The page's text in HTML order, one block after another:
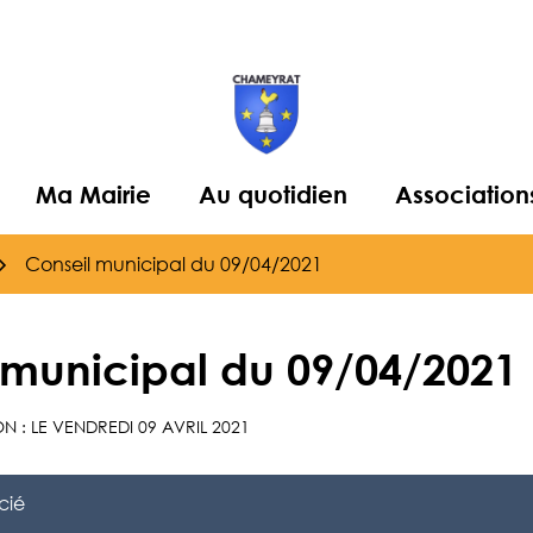
Ma Mairie Au quotidien
Conseil municipal du 09/04/2021
du 09/04/2021
: LE VENDREDI 09 AVRIL 2021